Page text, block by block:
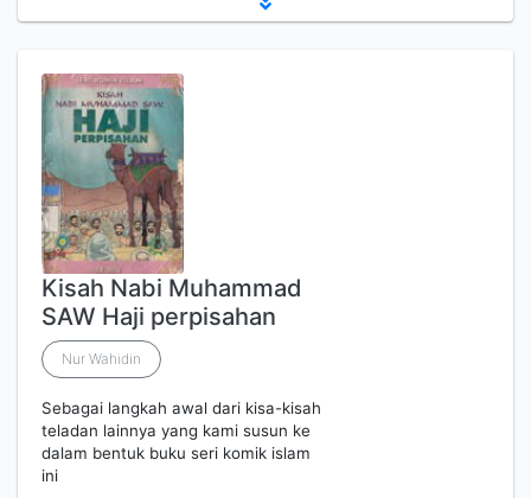
Kisah Nabi Muhammad
SAW Haji perpisahan
Nur Wahidin
Sebagai langkah awal dari kisa-kisah
teladan lainnya yang kami susun ke
dalam bentuk buku seri komik islam
ini